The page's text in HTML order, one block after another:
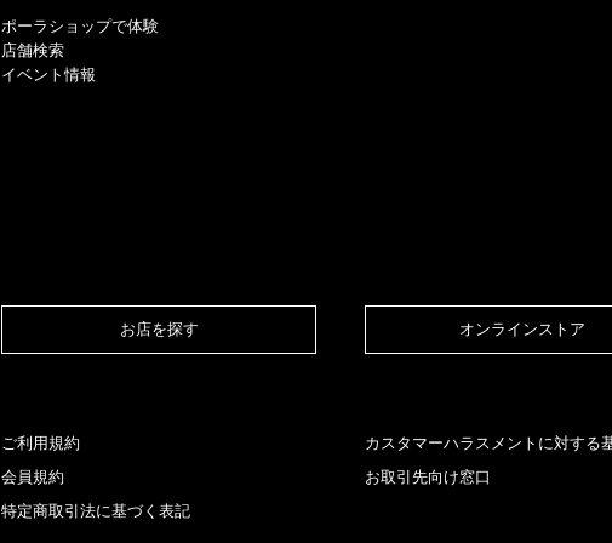
ポーラショップで体験
店舗検索
イベント情報
お店を探す​ オンラインストア​
ご利用規約
会員規約
特定商取引法に基づく表記
カスタマーハラスメントに対する
お取引先向け窓口